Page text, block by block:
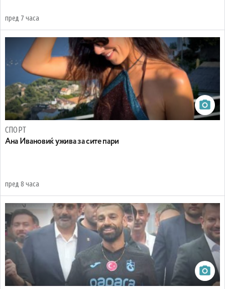
пред 7 часа
СПОРТ
Ана Ивановиќ ужива за сите пари
пред 8 часа